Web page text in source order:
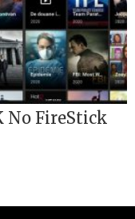
No FireStick